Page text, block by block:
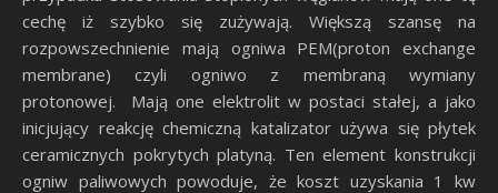
cechę iż szybko się zużywają. Większą szansę na
rozpowszechnienie mają ogniwa PEM(proton exchange
membrane) czyli ogniwo z membraną wymiany
protonowej. Mają one elektrolit w postaci stałej, a jako
inicjujący reakcję chemiczną katalizator używa się płytek
ceramicznych pokrytych platyną. Ten element konstrukcji
ogniw paliwowych powoduje, że koszt uzyskania 1 kw